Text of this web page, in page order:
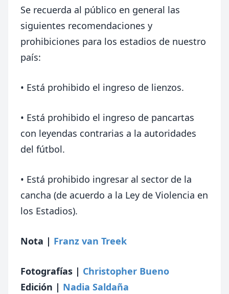
Se recuerda al público en general las
siguientes recomendaciones y
prohibiciones para los estadios de nuestro
país:
• Está prohibido el ingreso de lienzos.
• Está prohibido el ingreso de pancartas
con leyendas contrarias a la autoridades
del fútbol.
• Está prohibido ingresar al sector de la
cancha (de acuerdo a la Ley de Violencia en
los Estadios).
Nota | Franz van Treek
Fotografías | Christopher Bueno
Edición | Nadia Saldaña